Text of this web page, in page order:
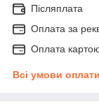
Післяплата
Оплата за
Оплата
Всі умови оплати